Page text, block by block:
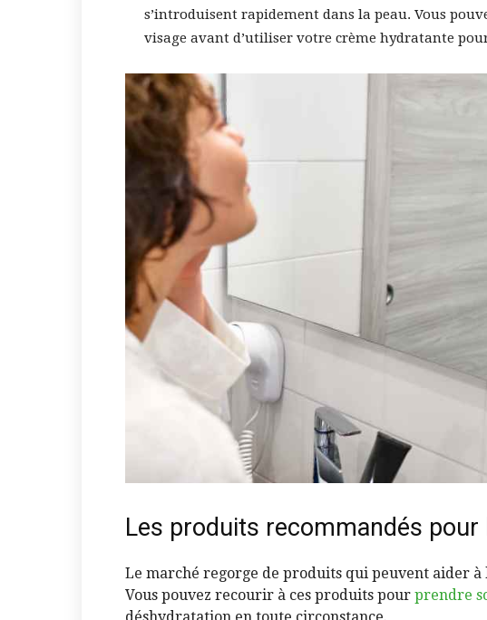
s’introduisent rapidement dans la peau. Vous
visage avant d’utiliser votre crème hydratante
Les produits recommandés pour
Le marché regorge de produits qui peuvent aider
Vous pouvez recourir à ces produits pour prendre
déshydratation en toute circonstance.